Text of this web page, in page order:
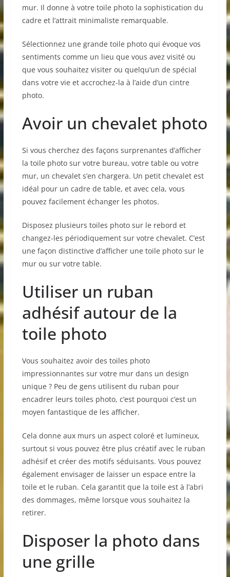
mur. Il donne à votre toile photo la sophistication du
cadre et l’attrait minimaliste remarquable.
Sélectionnez une grande toile photo qui évoque vos
sentiments comme un lieu que vous avez visité ou
que vous souhaitez visiter ou quelqu’un de spécial
dans votre vie et accrochez-la à l’aide d’un cintre
photo.
Avoir un chevalet photo
Si vous cherchez des façons surprenantes d’afficher
la toile photo sur votre bureau, votre table ou votre
mur, un chevalet s’en chargera. Un petit chevalet est
idéal pour un cadre de table, et avec cela, vous
pouvez facilement échanger les photos.
Disposez plusieurs toiles photo sur le rebord et
changez-les périodiquement sur votre chevalet. C’est
une façon distinctive d’afficher une toile photo sur le
mur ou sur votre table.
Utiliser un ruban
adhésif autour de la
toile photo
Vous souhaitez avoir des toiles photo
impressionnantes sur votre mur dans un design
unique ? Peu de gens utilisent du ruban pour
encadrer leurs toiles photo, c’est pourquoi c’est un
moyen fantastique de les afficher.
Cela donne aux murs un aspect coloré et lumineux,
surtout si vous pouvez être plus créatif avec le ruban
adhésif et créer des motifs séduisants. Vous pouvez
également envisager de laisser un espace entre la
toile et le ruban. Cela garantit que la toile est à l’abri
des dommages, même lorsque vous souhaitez la
retirer.
Disposer la photo dans
une grille